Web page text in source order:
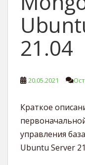
21.04
20.05.2021
Краткое
управления
Ubuntu Server